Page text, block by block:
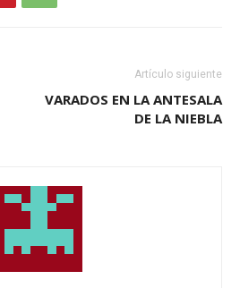
Artículo siguiente
VARADOS EN LA ANTESALA
DE LA NIEBLA